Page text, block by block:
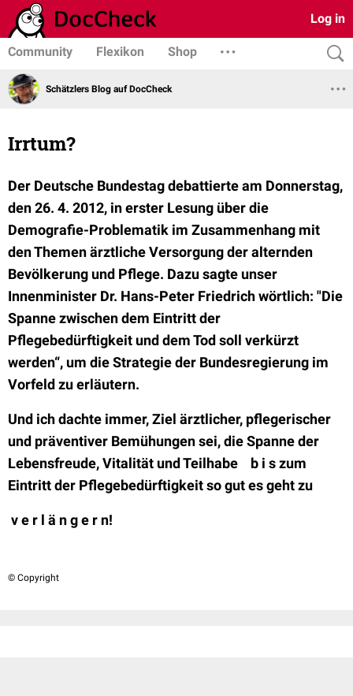
Log in
Community Flexikon Shop
Schätzlers Blog auf DocCheck
Irrtum?
Der Deutsche Bundestag debattierte am Donnerstag,
den 26. 4. 2012, in erster Lesung über die
Demografie-Problematik im Zusammenhang mit
den Themen ärztliche Versorgung der alternden
Bevölkerung und Pflege. Dazu sagte unser
Innenminister Dr. Hans-Peter Friedrich wörtlich: "Die
Spanne zwischen dem Eintritt der
Pflegebedürftigkeit und dem Tod soll verkürzt
werden“, um die Strategie der Bundesregierung im
Vorfeld zu erläutern.
Und ich dachte immer, Ziel ärztlicher, pflegerischer
und präventiver Bemühungen sei, die Spanne der
Lebensfreude, Vitalität und Teilhabe b i s zum
Eintritt der Pflegebedürftigkeit so gut es geht zu
v e r l ä n g e r n!
© Copyright